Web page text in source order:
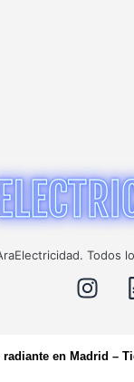
en Madrid –